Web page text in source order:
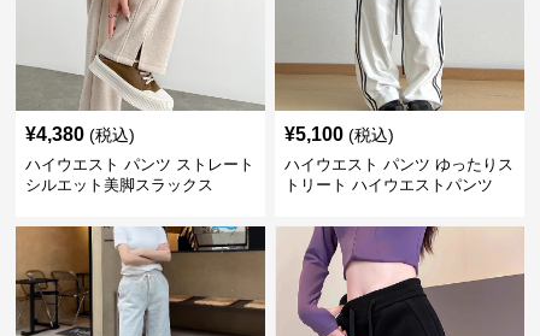
¥4,380 (税込)
ハイウエスト パンツ ストレート
シルエット美脚スラックス
¥5,100 (税込)
ハイウエスト パンツ ゆったりス
トリート ハイウエストパンツ